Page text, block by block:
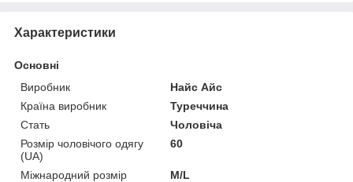
Характеристики
Основні
Виробник
Найс Айс
Країна виробник
Туреччина
Стать
Чоловіча
Розмір чоловічого одягу
(UA)
60
Міжнародний розмір
M/L